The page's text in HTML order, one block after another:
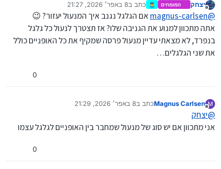
מנותק
יצחק המומחים 👮‍♂️ כתב ב8 באפר׳ 2026, 21:27
נערך לאחרונה על ידי יצחק4 באוג׳ 2026, 23:27
@
magnus-carlsen אם הגלגל נגנב איך המנעול יעזור? 😉
אתה מתכוון למנוע את הגניבה שלו? אז תצטרך לנעול כל גלגל
בנפרד, לא מצאתי עדיין מנעול פרסה שמקיף את כל האופניים כולל
את שני הגלגלים…
0
M
Magnus Carlsenכתב ב8 באפר׳ 2026, 21:29
נערך לאחרונה על ידי
@יצחק
אני מתכוון אם יש סוג של מנעול שמחבר בין האופניים לגלגל עצמו
0